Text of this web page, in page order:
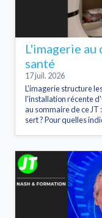
L'imagerie
santé
17 juil. 2026
L'imagerie structure
l'installation récente
au sommaire de ce JT
sert ? Pour quelles